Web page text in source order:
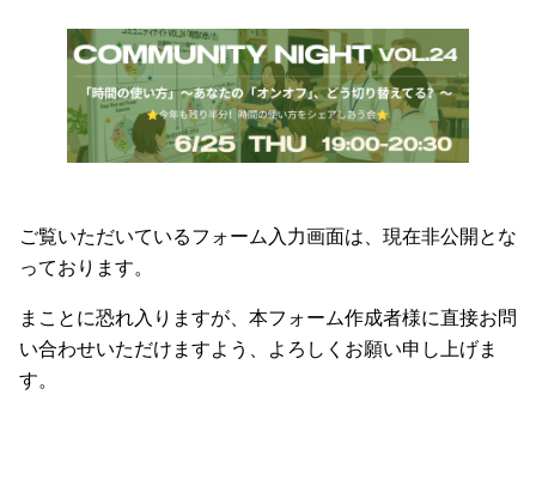
ご覧いただいているフォーム入力画面は、現在非公開とな
っております。
まことに恐れ入りますが、本フォーム作成者様に直接お問
い合わせいただけますよう、よろしくお願い申し上げま
す。